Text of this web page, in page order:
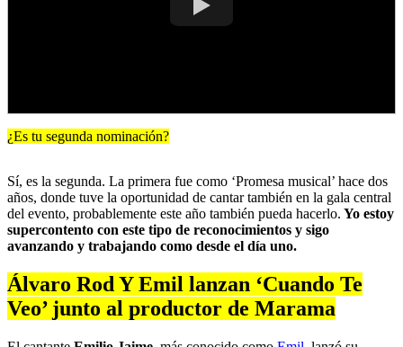
¿Es tu segunda nominación?
Sí, es la segunda. La primera fue como ‘Promesa musical’ hace dos
años, donde tuve la oportunidad de cantar también en la gala central
del evento, probablemente este año también pueda hacerlo. Yo estoy
supercontento con este tipo de reconocimientos y sigo
avanzando y trabajando como desde el día uno.
Álvaro Rod Y Emil lanzan ‘Cuando Te
Veo’ junto al productor de Marama